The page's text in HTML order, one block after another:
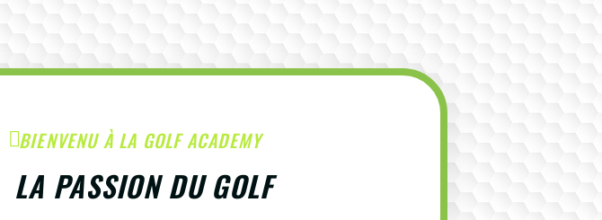
BIENVENU À LA GOLF ACADEMY
LA PASSION DU GOLF